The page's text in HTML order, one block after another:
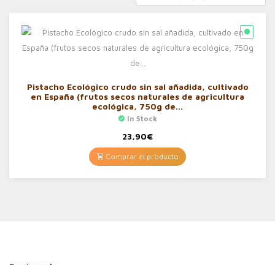
Pistacho Ecológico crudo sin sal añadida, cultivado
en España (frutos secos naturales de agricultura
ecológica, 750g de…
In Stock
23,90€
Comprar el producto